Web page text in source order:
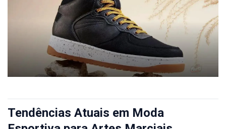
Tendências Atuais em Moda